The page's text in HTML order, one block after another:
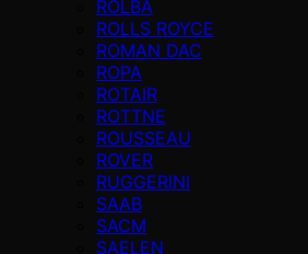
ROLBA
ROLLS ROYCE
ROMAN DAC
ROPA
ROTAIR
ROTTNE
ROUSSEAU
ROVER
RUGGERINI
SAAB
SACM
SAELEN